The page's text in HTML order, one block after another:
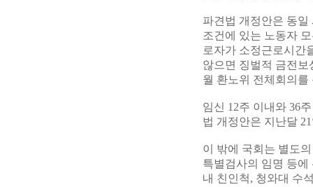
파견법 개정안은 동
조건에 있는 노동자
로자가 소정근로시간
않으면 징벌적 금전보
월 환노위 전체회의
임신 12주 이내와 36
법 개정안은 지난달
이 밖에 국회는 별도
특별검사의 임명 등
내 친인척, 청와대 수